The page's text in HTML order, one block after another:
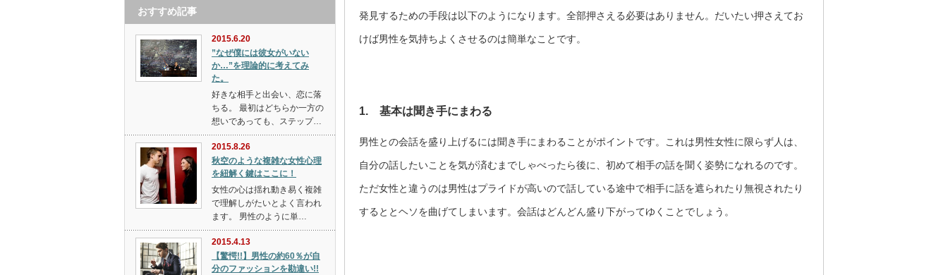
発見するための手段は以下のようになります。全部押さえる必要はありません。だいたい押さえてお
けば男性を気持ちよくさせるのは簡単なことです。
1. 基本は聞き手にまわる
男性との会話を盛り上げるには聞き手にまわることがポイントです。これは男性女性に限らず人は、
自分の話したいことを気が済むまでしゃべったら後に、初めて相手の話を聞く姿勢になれるのです。
ただ女性と違うのは男性はプライドが高いので話している途中で相手に話を遮られたり無視されたり
するととヘソを曲げてしまいます。会話はどんどん盛り下がってゆくことでしょう。
おすすめ記事
2015.6.20
”なぜ僕には彼女がいない
か…”を理論的に考えてみ
た。
好きな相手と出会い、恋に落
ちる。 最初はどちらか一方の
想いであっても、ステップ…
2015.8.26
秋空のような複雑な女性心理
を紐解く鍵はここに！
女性の心は揺れ動き易く複雑
で理解しがたいとよく言われ
ます。 男性のように単…
2015.4.13
【驚愕!!】男性の約60％が自
分のファッションを勘違い!!